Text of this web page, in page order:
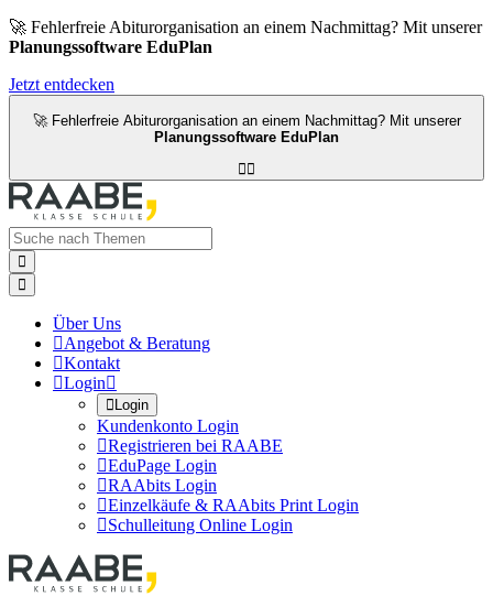
🚀 Fehlerfreie Abiturorganisation an einem Nachmittag? Mit unserer
Planungssoftware EduPlan
Jetzt entdecken
🚀 Fehlerfreie Abiturorganisation an einem Nachmittag? Mit unserer
Planungssoftware EduPlan



Über Uns
Angebot & Beratung
Kontakt
Login
Login
Kundenkonto Login
Registrieren bei RAABE
EduPage Login
RAAbits Login
Einzelkäufe & RAAbits Print Login
Schulleitung Online Login